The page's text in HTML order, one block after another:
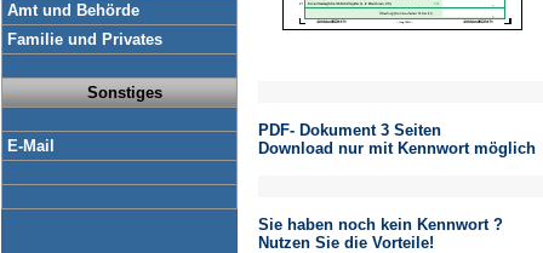
Amt und Behörde
Familie und Privates
Sonstiges
E-Mail
PDF- Dokument 3 Seiten
Download nur mit Kennwort möglich
Sie haben noch kein Kennwort ?
Nutzen Sie die Vorteile!